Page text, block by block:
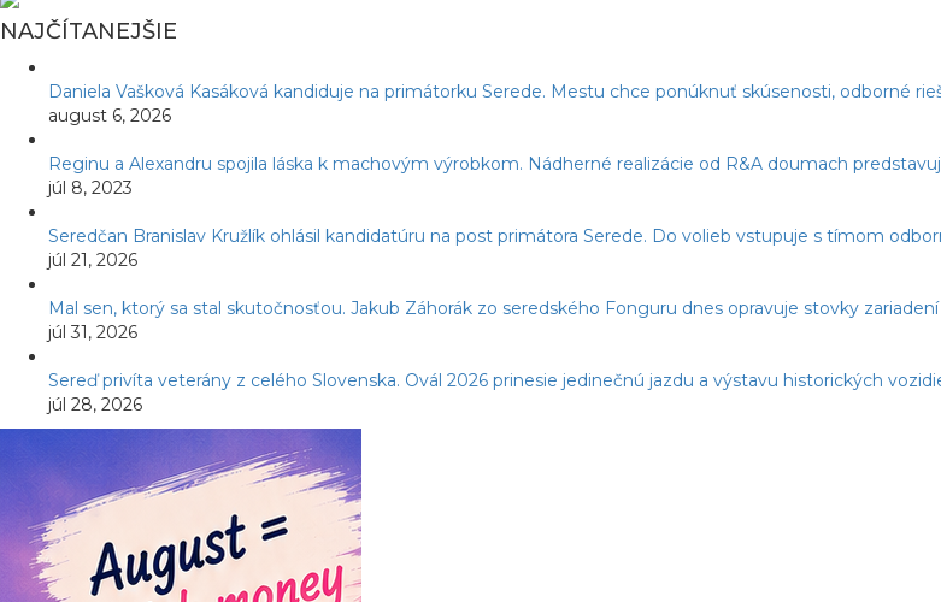
NAJČÍTANEJŠIE
Daniela Vašková Kasáková kandiduje na primátorku Serede. Mestu chce ponúknuť skúsenosti, odborné
august 6, 2026
Reginu a Alexandru spojila láska k machovým výrobkom. Nádherné realizácie od R&A doumach
júl 8, 2023
Seredčan Branislav Kružlík ohlásil kandidatúru na post primátora Serede. Do volieb vstupuje s tímom
júl 21, 2026
Mal sen, ktorý sa stal skutočnosťou. Jakub Záhorák zo seredského Fonguru dnes opravuje stovky
júl 31, 2026
Sereď privíta veterány z celého Slovenska. Ovál 2026 prinesie jedinečnú jazdu a výstavu historických
júl 28, 2026